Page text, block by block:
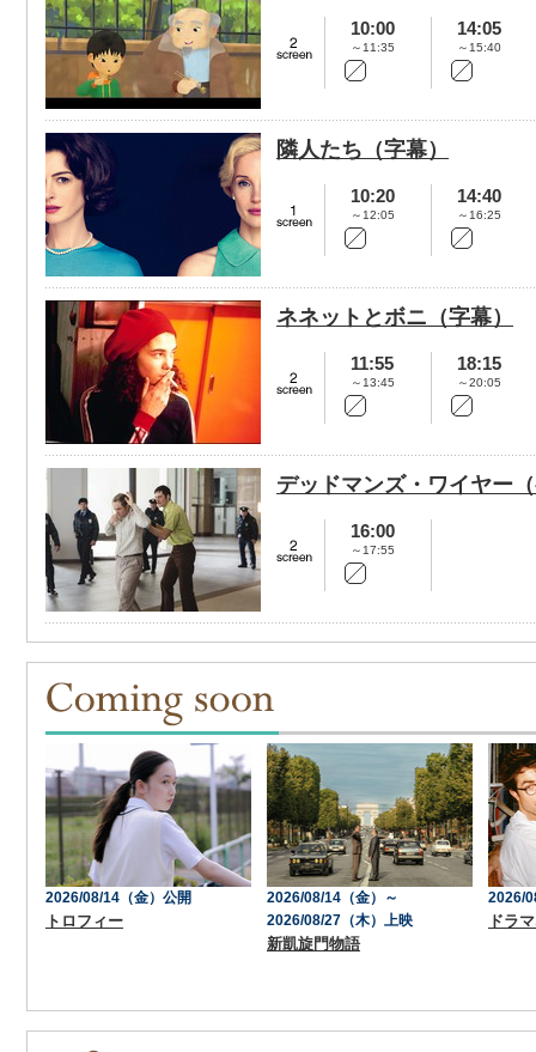
10:00
～11:35
14:05
～15:40
隣人たち（字幕）
10:20
～12:05
14:40
～16:25
ネネットとボニ（字幕）
11:55
～13:45
18:15
～20:05
デッドマンズ・ワイヤー
16:00
～17:55
2026/08/14（金）公開
トロフィー
2026/08/14（金）～
2026/08/27（木）上映
新凱旋門物語
2026/
ドラ